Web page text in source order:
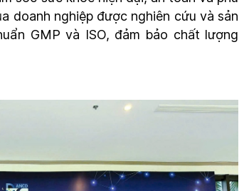
doanh nghiệp được nghiên cứu và sản
GMP và ISO, đảm bảo chất lượng